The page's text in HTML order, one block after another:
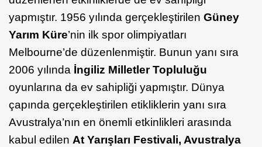
yapmıştır. 1956 yılında gerçekleştirilen Güney
Yarım Küre’nin ilk spor olimpiyatları
Melbourne’de düzenlenmiştir. Bunun yanı sıra
2006 yılında İngiliz Milletler Topluluğu
oyunlarına da ev sahipliği yapmıştır. Dünya
çapında gerçekleştirilen etikliklerin yanı sıra
Avustralya’nın en önemli etkinlikleri arasında
kabul edilen At Yarışları Festivali, Avustralya